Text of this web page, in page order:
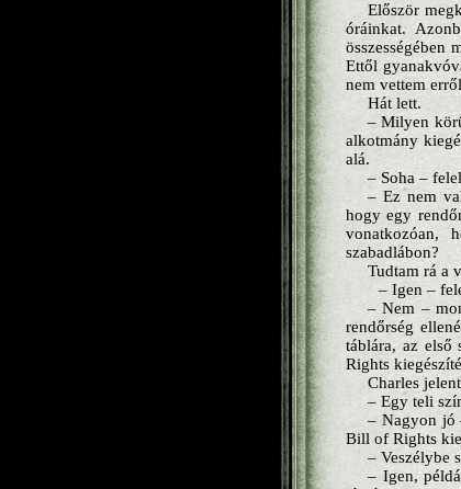
Először
óráinkat.
összességében
Ettől
nem vettem
Hát lett.
– Milyen
alkotmány
alá.
– Soha –
– Ez nem
hogy egy
vonatkozóan,
szabadlábon?
Tudtam rá a
– Igen –
– Nem –
rendőrség
táblára, az első
Rights
Charles
– Egy teli
– Nagyon jó
Bill of Rights
– Veszélybe
– Igen,